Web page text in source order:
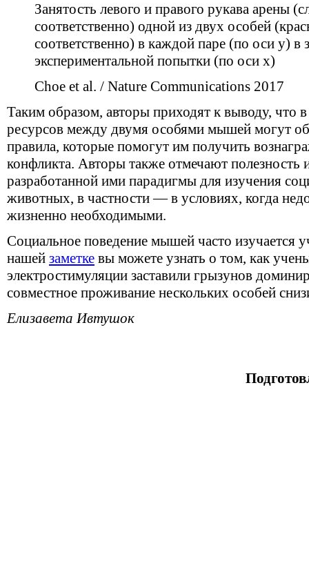
Занятость левого и правого рукава арены
соответственно) одной из двух особей
соответственно) в каждой паре (по оси y) в
экспериментальной попытки (по оси x)
Choe et al. / Nature Communications 2017
Таким образом, авторы приходят к выводу, что в
ресурсов между двумя особями мышей могут
правила, которые помогут им получить
конфликта. Авторы также отмечают полезность
разработанной ими парадигмы для изучения
животных, в частности — в условиях, когда
жизненно необходимыми.
Социальное поведение мышей часто изучается
нашей заметке вы можете узнать о том, как
электростимуляции заставили грызунов
совместное проживание нескольких особей
Елизавета Ивтушок